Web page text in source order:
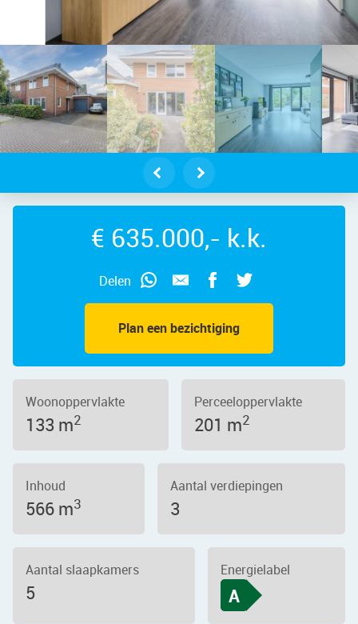
4 – Foto 10
Plan een bezichtiging
Delen
€ 635.000,- k.k.
Woonoppervlakte
133 m2
Perceeloppervlakte
201 m2
Inhoud
566 m3
Aantal verdiepingen
3
Aantal slaapkamers
5
Energielabel
A